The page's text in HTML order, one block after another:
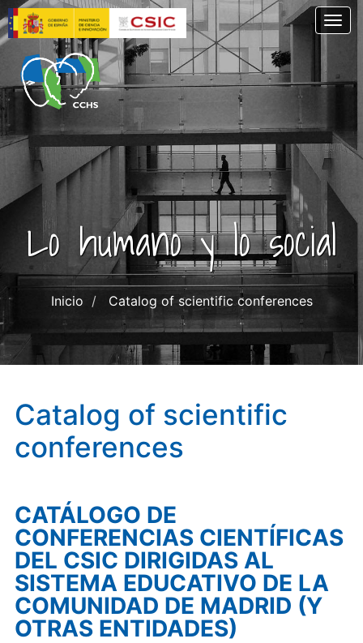
Skip
to
main
content
Lo humano y lo social
Inicio Catalog of scientific conferences
Catalog of scientific
conferences
CATÁLOGO DE
CONFERENCIAS CIENTÍFICAS
DEL CSIC DIRIGIDAS AL
SISTEMA EDUCATIVO DE LA
COMUNIDAD DE MADRID (Y
OTRAS ENTIDADES)